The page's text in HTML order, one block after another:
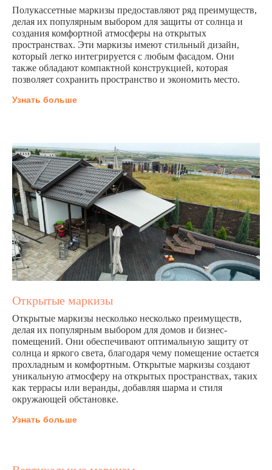
Полукассетные маркизы предоставляют ряд преимуществ,
делая их популярным выбором для защиты от солнца и
создания комфортной атмосферы на открытых
пространствах. Эти маркизы имеют стильный дизайн,
который легко интегрируется с любым фасадом. Они
также обладают компактной конструкцией, которая
позволяет сохранить пространство и экономить место.
Узнать больше
Открытые маркизы
Открытые маркизы несколько несколько преимуществ,
делая их популярным выбором для домов и бизнес-
помещений. Они обеспечивают оптимальную защиту от
солнца и яркого света, благодаря чему помещение остается
прохладным и комфортным. Открытые маркизы создают
уникальную атмосферу на открытых пространствах, таких
как террасы или веранды, добавляя шарма и стиля
окружающей обстановке.
Узнать больше